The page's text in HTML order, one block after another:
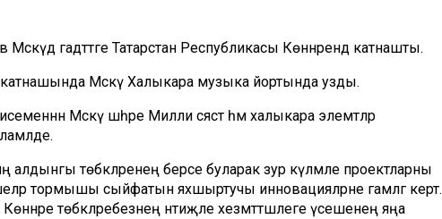
гадәттәге Татарстан Республикасы Көннәрендә катнашты.
катнашында Мәскәү Халыкара музыка йортында узды.
Мәскәү шәһәре Милли сәясәт һәм халыкара элемтәләр
алдынгы төбәкләренең берсе буларак зур күләмле проектларны
тормышы сыйфатын яхшыртучы инновацияләрне гамәлгә кертә.
төбәкләребезнең нәтиҗәле хезмәттәшлеге үсешенең яңа